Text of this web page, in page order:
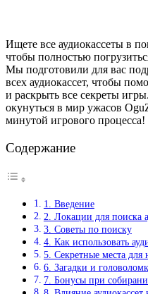
Ищете все аудиокассеты в
чтобы полностью
Мы подготовили для вас
всех аудиокассет, чтобы
и раскрыть все секреты
окунуться в мир ужасов
минутой игрового процесса!
Содержание
1. Введение
2. Локации для поиска
3. Советы по поиску
4. Как использовать
5. Секретные места для
6. Загадки и
7. Бонусы при